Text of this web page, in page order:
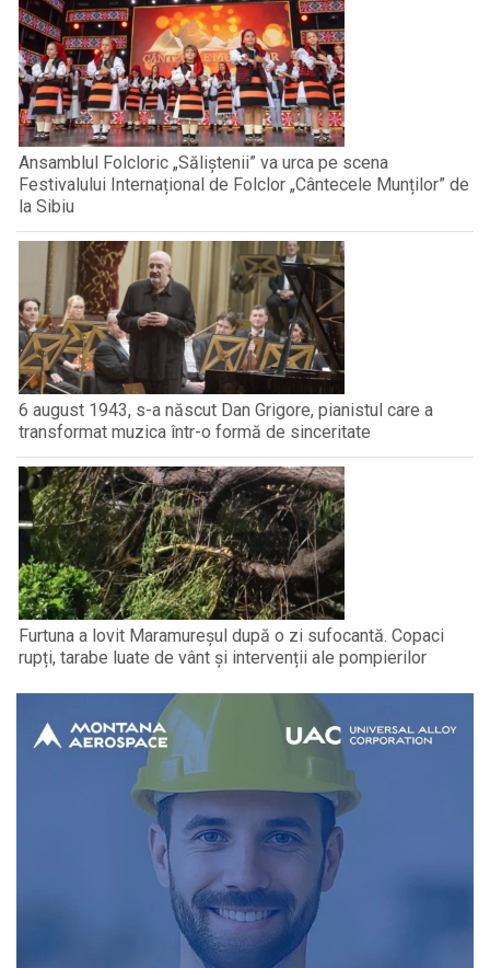
Ansamblul Folcloric „Săliștenii” va urca pe scena
Festivalului Internațional de Folclor „Cântecele Munților” de
la Sibiu
6 august 1943, s-a născut Dan Grigore, pianistul care a
transformat muzica într-o formă de sinceritate
Furtuna a lovit Maramureșul după o zi sufocantă. Copaci
rupți, tarabe luate de vânt și intervenții ale pompierilor